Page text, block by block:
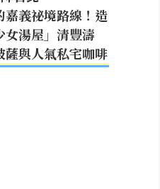
嘉義祕境路線！造
女湯屋」清豐濤
薩與人氣私宅咖啡